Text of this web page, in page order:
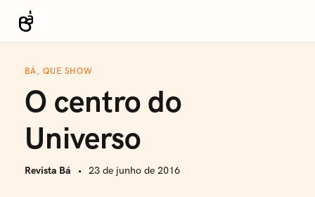
i
Revista Bá
BÁ, QUE SHOW
O centro do
Universo
Revista Bá 23 de junho de 2016